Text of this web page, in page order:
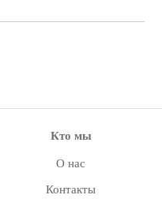
Кто мы
О нас
Контакты